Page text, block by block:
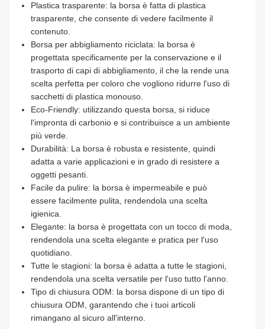
Plastica trasparente: la borsa è fatta di plastica
trasparente, che consente di vedere facilmente il
contenuto.
Borsa per abbigliamento riciclata: la borsa è
progettata specificamente per la conservazione e il
trasporto di capi di abbigliamento, il che la rende una
scelta perfetta per coloro che vogliono ridurre l'uso di
sacchetti di plastica monouso.
Eco-Friendly: utilizzando questa borsa, si riduce
l'impronta di carbonio e si contribuisce a un ambiente
più verde.
Durabilità: La borsa è robusta e resistente, quindi
adatta a varie applicazioni e in grado di resistere a
oggetti pesanti.
Facile da pulire: la borsa è impermeabile e può
essere facilmente pulita, rendendola una scelta
igienica.
Elegante: la borsa è progettata con un tocco di moda,
rendendola una scelta elegante e pratica per l'uso
quotidiano.
Tutte le stagioni: la borsa è adatta a tutte le stagioni,
rendendola una scelta versatile per l'uso tutto l'anno.
Tipo di chiusura ODM: la borsa dispone di un tipo di
chiusura ODM, garantendo che i tuoi articoli
rimangano al sicuro all'interno.